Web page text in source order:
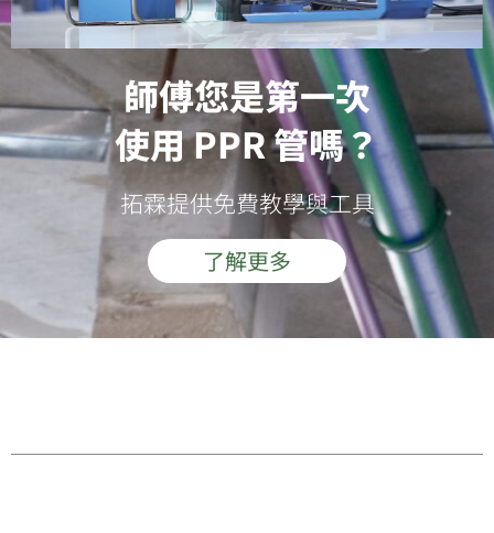
師傅您是第一次
使用 PPR 管嗎？
拓霖提供免費教學與工具
了解更多